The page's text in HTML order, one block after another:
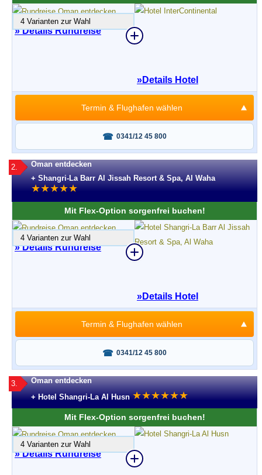
» Details Rundreise
4 Varianten zur Wahl
»Details Hotel
0341/12 45 800
Termin & Flughafen wählen
2.
Oman entdecken
+ Shangri-La Barr Al Jissah Resort & Spa, Al Waha
★★★★★
Mit Flex-Option sorgenfrei buchen!
» Details Rundreise
4 Varianten zur Wahl
»Details Hotel
0341/12 45 800
Termin & Flughafen wählen
3.
Oman entdecken
+ Hotel Shangri-La Al Husn ★★★★★★
Mit Flex-Option sorgenfrei buchen!
» Details Rundreise
4 Varianten zur Wahl